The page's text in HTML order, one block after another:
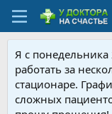
Я с
работать за
стационаре.
сложных